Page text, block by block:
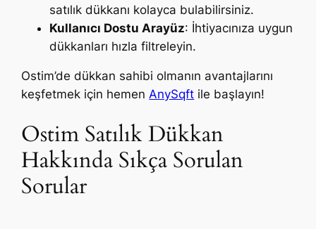
satılık dükkanı kolayca bulabilirsiniz.
Kullanıcı Dostu Arayüz: İhtiyacınıza uygun
dükkanları hızla filtreleyin.
Ostim’de dükkan sahibi olmanın avantajlarını
keşfetmek için hemenAnySqft ile başlayın!
Ostim Satılık Dükkan
Hakkında Sıkça Sorulan
Sorular